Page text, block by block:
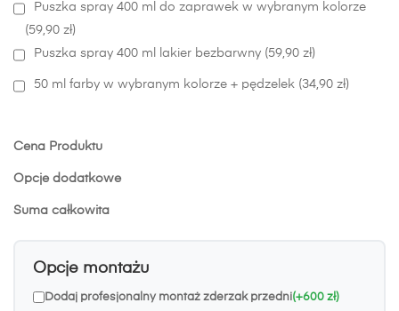
Puszka spray 400 ml do zaprawek w wybranym kolorze
(59,90 zł)
Puszka spray 400 ml lakier bezbarwny (59,90 zł)
50 ml farby w wybranym kolorze + pędzelek (34,90 zł)
Cena Produktu
Opcje dodatkowe
Suma całkowita
Opcje montażu
Dodaj profesjonalny montaż zderzak przedni(+600 zł)